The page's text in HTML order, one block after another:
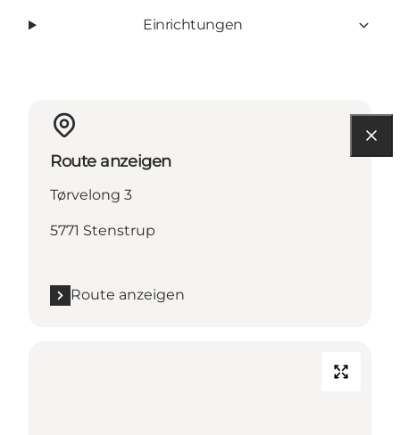
Einrichtungen
Route anzeigen
Tørvelong 3
5771 Stenstrup
Route anzeigen